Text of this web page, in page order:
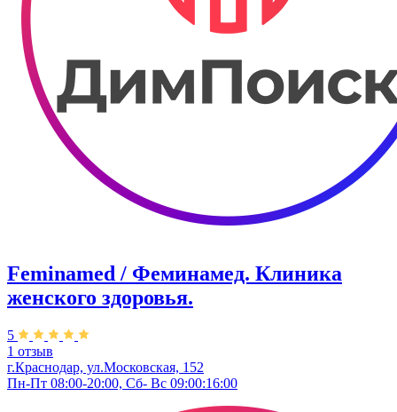
Feminamed / Феминамед. Клиника
женского здоровья.
5
1 отзыв
г.Краснодар, ул.Московская, 152
Пн-Пт 08:00-20:00, Сб- Вс 09:00:16:00